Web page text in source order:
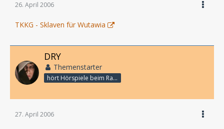
26. April 2006
TKKG - Sklaven für Wutawia
DRY
Themenstarter
hört Hörspiele beim Rasenmähen
27. April 2006